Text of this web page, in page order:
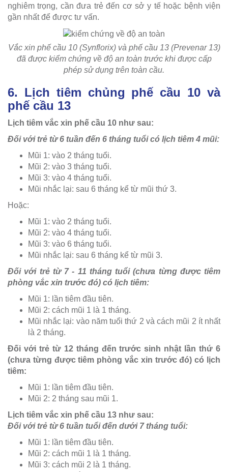
nghiêm trọng, cần đưa trẻ đến cơ sở y tế hoặc bệnh viện
gần nhất để được tư vấn.
Vắc xin phế cầu 10 (Synflorix) và phế cầu 13 (Prevenar 13)
đã được kiểm chứng về độ an toàn trước khi được cấp
phép sử dụng trên toàn cầu.
6. Lịch tiêm chủng phế cầu 10 và
phế cầu 13
Lịch tiêm vắc xin phế cầu 10 như sau:
Đối với trẻ từ 6 tuần đến 6 tháng tuổi có lịch tiêm 4 mũi:
Mũi 1: vào 2 tháng tuổi.
Mũi 2: vào 3 tháng tuổi.
Mũi 3: vào 4 tháng tuổi.
Mũi nhắc lại: sau 6 tháng kể từ mũi thứ 3.
Hoặc:
Mũi 1: vào 2 tháng tuổi.
Mũi 2: vào 4 tháng tuổi.
Mũi 3: vào 6 tháng tuổi.
Mũi nhắc lại: sau 6 tháng kể từ mũi 3.
Đối với trẻ từ 7 - 11 tháng tuổi (chưa từng được tiêm
phòng vắc xin trước đó) có lịch tiêm:
Mũi 1: lần tiêm đầu tiên.
Mũi 2: cách mũi 1 là 1 tháng.
Mũi nhắc lại: vào năm tuổi thứ 2 và cách mũi 2 ít nhất
là 2 tháng.
Đối với trẻ từ 12 tháng đến trước sinh nhật lần thứ 6
(chưa từng được tiêm phòng vắc xin trước đó) có lịch
tiêm:
Mũi 1: lần tiêm đầu tiên.
Mũi 2: 2 tháng sau mũi 1.
Lịch tiêm vắc xin phế cầu 13 như sau:
Đối với trẻ từ 6 tuần tuổi đến dưới 7 tháng tuổi:
Mũi 1: lần tiêm đầu tiên.
Mũi 2: cách mũi 1 là 1 tháng.
Mũi 3: cách mũi 2 là 1 tháng.